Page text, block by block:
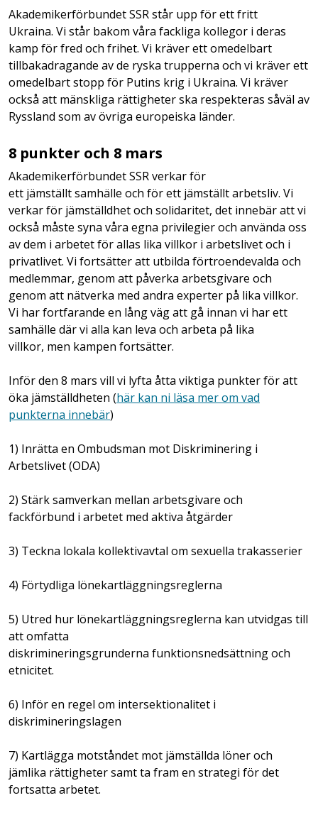
Akademikerförbundet SSR står upp för ett fritt
Ukraina. Vi står bakom våra fackliga kollegor i deras
kamp för fred och frihet. Vi kräver ett omedelbart
tillbakadragande av de ryska trupperna och vi kräver ett
omedelbart stopp för Putins krig i Ukraina. Vi kräver
också att mänskliga rättigheter ska respekteras såväl av
Ryssland som av övriga europeiska länder.
8 punkter och 8 mars
Akademikerförbundet SSR verkar för
ett jämställt samhälle och för ett jämställt arbetsliv. Vi
verkar för jämställdhet och solidaritet, det innebär att vi
också måste syna våra egna privilegier och använda oss
av dem i arbetet för allas lika villkor i arbetslivet och i
privatlivet. Vi fortsätter att utbilda förtroendevalda och
medlemmar, genom att påverka arbetsgivare och
genom att nätverka med andra experter på lika villkor.
Vi har fortfarande en lång väg att gå innan vi har ett
samhälle där vi alla kan leva och arbeta på lika
villkor, men kampen fortsätter.
Inför den 8 mars vill vi lyfta åtta viktiga punkter för att
öka jämställdheten (här kan ni läsa mer om vad
punkterna innebär)
1) Inrätta en Ombudsman mot Diskriminering i
Arbetslivet (ODA)
2) Stärk samverkan mellan arbetsgivare och
fackförbund i arbetet med aktiva åtgärder
3) Teckna lokala kollektivavtal om sexuella trakasserier
4) Förtydliga lönekartläggningsreglerna
5) Utred hur lönekartläggningsreglerna kan utvidgas till
att omfatta
diskrimineringsgrunderna funktionsnedsättning och
etnicitet.
6) Inför en regel om intersektionalitet i
diskrimineringslagen
7) Kartlägga motståndet mot jämställda löner och
jämlika rättigheter samt ta fram en strategi för det
fortsatta arbetet.